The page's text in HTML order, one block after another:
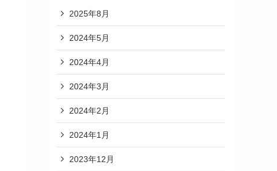
2025年8月
2024年5月
2024年4月
2024年3月
2024年2月
2024年1月
2023年12月